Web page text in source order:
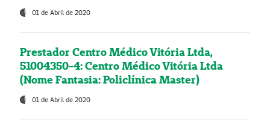
01 de Abril de 2020
Prestador Centro Médico Vitória Ltda,
51004350-4: Centro Médico Vitória Ltda
(Nome Fantasia: Policlínica Master)
01 de Abril de 2020